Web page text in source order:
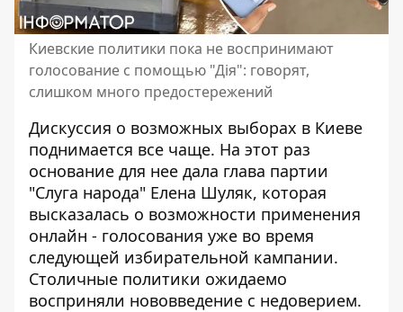
Киевские политики пока не воспринимают
голосование с помощью "Дія": говорят,
слишком много предостережений
Дискуссия о возможных выборах в Киеве
поднимается все чаще. На этот раз
основание для нее дала глава партии
"Слуга народа" Елена Шуляк, которая
высказалась о возможности применения
онлайн - голосования уже во время
следующей избирательной кампании.
Столичные политики ожидаемо
восприняли нововведение с недоверием.